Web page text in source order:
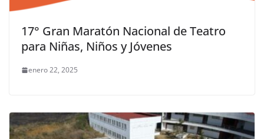
17° Gran Maratón Nacional de Teatro
para Niñas, Niños y Jóvenes
enero 22, 2025